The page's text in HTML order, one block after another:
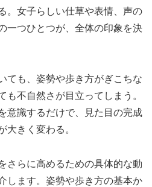
。女子らしい仕草や表情、声の
一つひとつが、全体の印象を決
ても、姿勢や歩き方がぎこちな
も不自然さが目立ってしまう。
意識するだけで、見た目の完成
大きく変わる。
さらに高めるための具体的な動
します。姿勢や歩き方の基本か